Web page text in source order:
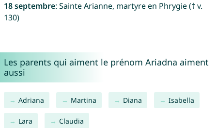
18 septembre: Sainte Arianne, martyre en Phrygie († v.
130)
Les parents qui aiment le prénom Ariadna aiment
aussi
Adriana Martina Diana Isabella
Lara Claudia